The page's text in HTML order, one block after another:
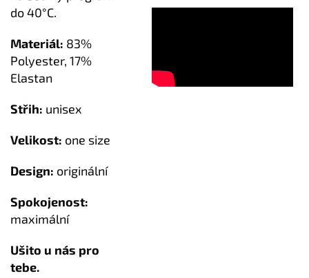
do 40°C.
Materiál: 83%
Polyester, 17%
Elastan
Střih: unisex
Velikost: one size
Design: originální
Spokojenost:
maximální
Ušito u nás pro
tebe.